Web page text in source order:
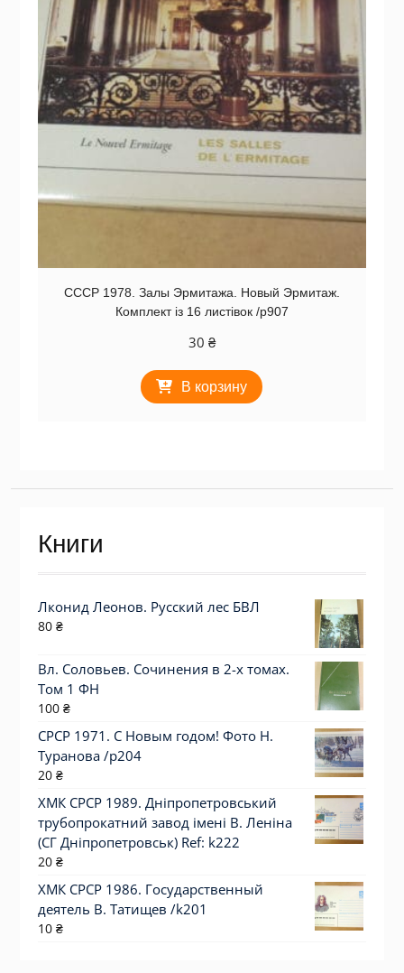
СССР 1978. Залы Эрмитажа. Новый Эрмитаж.
Комплект із 16 листівок /р907
30 ₴
В корзину
Книги
Лконид Леонов. Русский лес БВЛ
80 ₴
Вл. Соловьев. Сочинения в 2-х томах.
Том 1 ФН
100 ₴
СРСР 1971. С Новым годом! Фото Н.
Туранова /р204
20 ₴
ХМК СРСР 1989. Дніпропетровський
трубопрокатний завод імені В. Леніна
(СГ Дніпропетровськ) Ref: k222
20 ₴
ХМК СРСР 1986. Государственный
деятель В. Татищев /k201
10 ₴